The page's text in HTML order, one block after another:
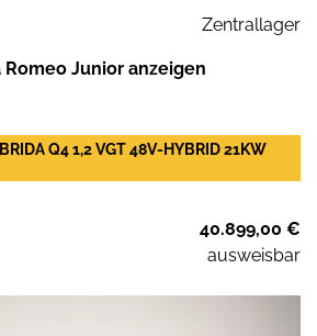
Zentrallager
Junior anzeigen
Q4 1,2 VGT 48V-HYBRID 21KW
40.899,00 €
ausweisbar